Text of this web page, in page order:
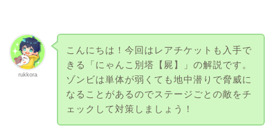
rukkora
こんにちは！今回はレアチケットも入手で
きる「にゃんこ別塔【屍】」の解説です。
ゾンビは単体が弱くても地中潜りで脅威に
なることがあるのでステージごとの敵をチ
ェックして対策しましょう！